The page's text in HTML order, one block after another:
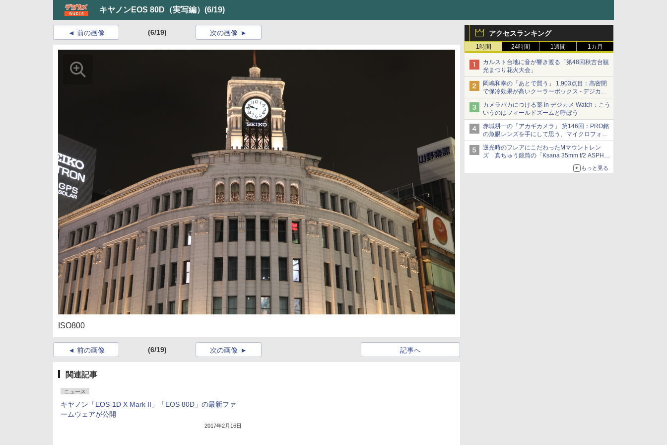
キヤノンEOS 80D（実写編） (6/19)
アクセスランキング
1時間 24時間 1週間 1カ月
カルスト台地に音が響き渡る「第48回秋吉台観
光まつり花火大会」
岡嶋和幸の「あとで買う」 1,903点目：高密閉
で保冷効果が高いクーラーボックス - デジカメ
Watch
カメラバカにつける薬 in デジカメ Watch：こう
いうのはフィールドズームと呼ぼう
赤城耕一の「アカギカメラ」 第146回：PRO銘
の魚眼レンズを手にして思う、マイクロフォー
サーズへの期待と可能性
逆光時のフレアにこだわったMマウントレン
ズ 真ちゅう鏡筒の「Ksana 35mm f/2 ASPH.
もっと見る
前の画像 (6/19) 次の画像
ISO800
前の画像 (6/19) 記事へ
次の画像
関連記事
ニュース
キヤノン「EOS-1D X Mark II」「EOS 80D」の最新ファ
ームウェアが公開
2017年2月16日